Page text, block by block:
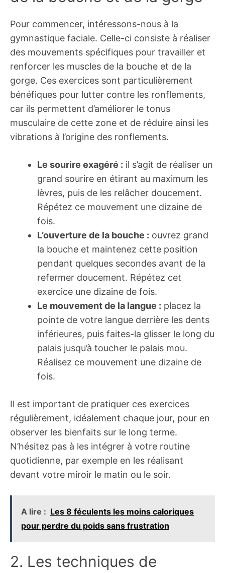
Pour commencer, intéressons-nous à la
gymnastique faciale. Celle-ci consiste à réaliser
des mouvements spécifiques pour travailler et
renforcer les muscles de la bouche et de la
gorge. Ces exercices sont particulièrement
bénéfiques pour lutter contre les ronflements,
car ils permettent d’améliorer le tonus
musculaire de cette zone et de réduire ainsi les
vibrations à l’origine des ronflements.
Le sourire exagéré : il s’agit de réaliser un
grand sourire en étirant au maximum les
lèvres, puis de les relâcher doucement.
Répétez ce mouvement une dizaine de
fois.
L’ouverture de la bouche : ouvrez grand
la bouche et maintenez cette position
pendant quelques secondes avant de la
refermer doucement. Répétez cet
exercice une dizaine de fois.
Le mouvement de la langue : placez la
pointe de votre langue derrière les dents
inférieures, puis faites-la glisser le long du
palais jusqu’à toucher le palais mou.
Réalisez ce mouvement une dizaine de
fois.
Il est important de pratiquer ces exercices
régulièrement, idéalement chaque jour, pour en
observer les bienfaits sur le long terme.
N’hésitez pas à les intégrer à votre routine
quotidienne, par exemple en les réalisant
devant votre miroir le matin ou le soir.
A lire : Les 8 féculents les moins caloriques
pour perdre du poids sans frustration
2. Les techniques de